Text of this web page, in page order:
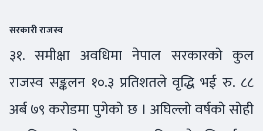
सरकारी राजस्व
३१. समीक्षा अवधिमा नेपाल सरकारको कुल
राजस्व सङ्कलन १०.३ प्रतिशतले वृद्धि भई रु. ८८
अर्ब ७९ करोडमा पुगेको छ । अघिल्लो वर्षको सोही